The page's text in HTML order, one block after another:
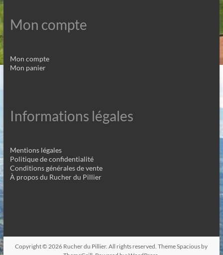
Mon compte
Mon compte
Mon panier
Informations légales
Mentions légales
Politique de confidentialité
Conditions générales de vente
À propos du Rucher du Pillier
Copyright © 2026 Rucher du Pillier. All rights reserved. ThemeSpacious by